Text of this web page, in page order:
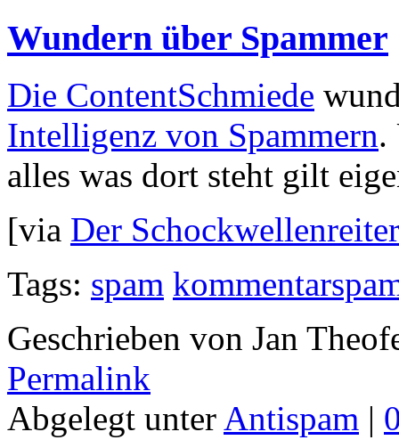
Wundern über Spammer
Die ContentSchmiede
Intelligenz von Spammern.
alles was dort steht gilt
[via Der Schockwellenreiter
Tags: spam
Geschrieben von Jan
Permalink
Abgelegt unter Antispam |